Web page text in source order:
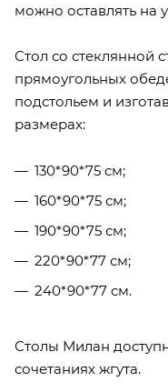
можно оставлять на
Стол со стеклянной
прямоугольных
подстольем и
размерах:
130*90*75 см;
160*90*75 см;
190*90*75 см;
220*90*77 см;
240*90*77 см.
Столы Милан
сочетаниях жгута.